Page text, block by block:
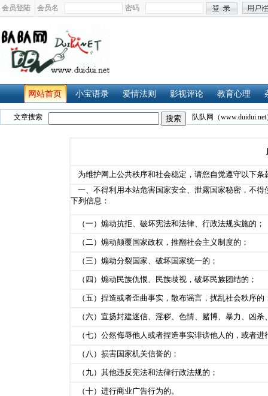
会员登陆 会员名 密码
网站首页 小宝语录 爱情法则 影视评论 教育心理
文章搜索 队队网（
为维护网上公共秩序和社会稳定，请您自觉遵守以下条
一、不得利用本站危害国家安全、泄露国家秘密，不
下列信息：
（一）煽动抗拒、破坏宪法和法律、行政法规实施的；
（二）煽动颠覆国家政权，推翻社会主义制度的；
（三）煽动分裂国家、破坏国家统一的；
（四）煽动民族仇恨、民族歧视，破坏民族团结的；
（五）捏造或者歪曲事实，散布谣言，扰乱社会秩序的
（六）宣扬封建迷信、淫秽、色情、赌博、暴力、凶杀
（七）公然侮辱他人或者捏造事实诽谤他人的，或者进
（八）损害国家机关信誉的；
（九）其他违反宪法和法律行政法规的；
（十）进行商业广告行为的。